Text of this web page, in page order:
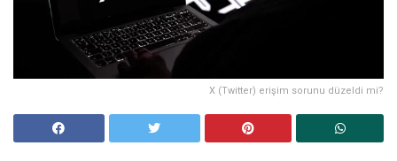
X (Twitter) erişim sorunu düzeldi mi?